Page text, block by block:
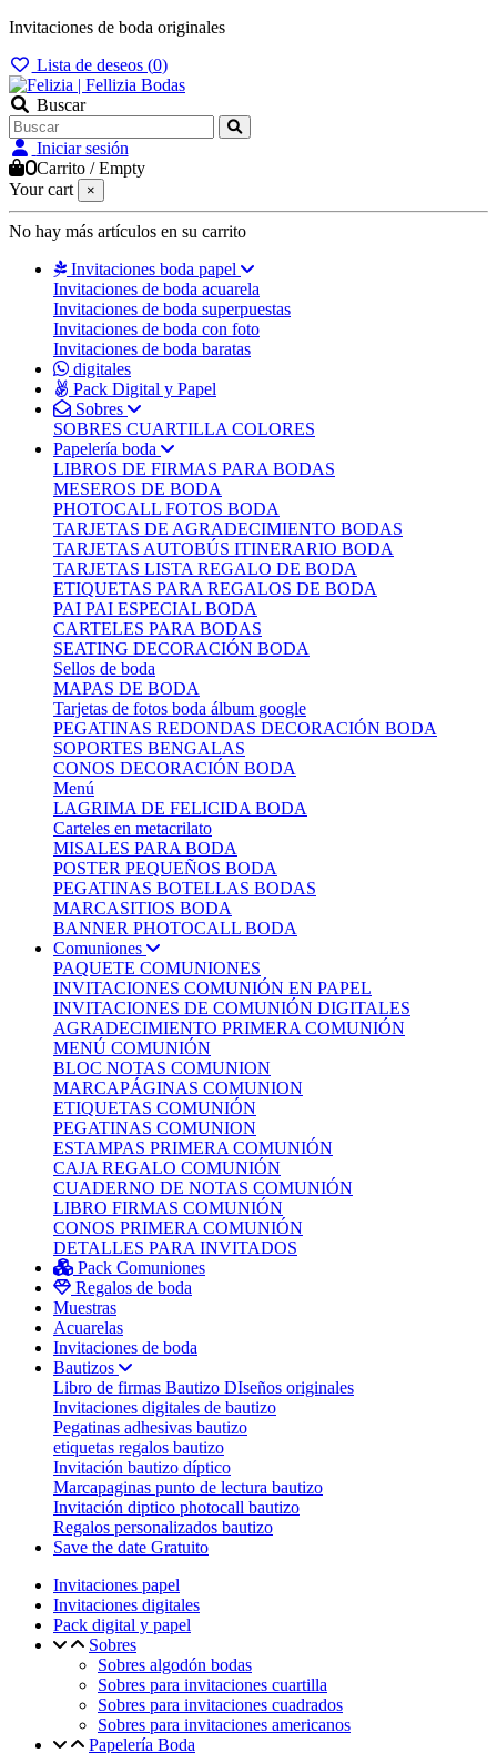
Invitaciones de boda originales
Lista de deseos (0)
Buscar
Iniciar sesión
0Carrito /Empty
Your cart
×
No hay más artículos en su carrito
Invitaciones boda papel
Invitaciones de boda acuarela
Invitaciones de boda superpuestas
Invitaciones de boda con foto
Invitaciones de boda baratas
digitales
Pack Digital y Papel
Sobres
SOBRES CUARTILLA COLORES
Papelería boda
LIBROS DE FIRMAS PARA BODAS
MESEROS DE BODA
PHOTOCALL FOTOS BODA
TARJETAS DE AGRADECIMIENTO BODAS
TARJETAS AUTOBÚS ITINERARIO BODA
TARJETAS LISTA REGALO DE BODA
ETIQUETAS PARA REGALOS DE BODA
PAI PAI ESPECIAL BODA
CARTELES PARA BODAS
SEATING DECORACIÓN BODA
Sellos de boda
MAPAS DE BODA
Tarjetas de fotos boda álbum google
PEGATINAS REDONDAS DECORACIÓN BODA
SOPORTES BENGALAS
CONOS DECORACIÓN BODA
Menú
LAGRIMA DE FELICIDA BODA
Carteles en metacrilato
MISALES PARA BODA
POSTER PEQUEÑOS BODA
PEGATINAS BOTELLAS BODAS
MARCASITIOS BODA
BANNER PHOTOCALL BODA
Comuniones
PAQUETE COMUNIONES
INVITACIONES COMUNIÓN EN PAPEL
INVITACIONES DE COMUNIÓN DIGITALES
AGRADECIMIENTO PRIMERA COMUNIÓN
MENÚ COMUNIÓN
BLOC NOTAS COMUNION
MARCAPÁGINAS COMUNION
ETIQUETAS COMUNIÓN
PEGATINAS COMUNION
ESTAMPAS PRIMERA COMUNIÓN
CAJA REGALO COMUNIÓN
CUADERNO DE NOTAS COMUNIÓN
LIBRO FIRMAS COMUNIÓN
CONOS PRIMERA COMUNIÓN
DETALLES PARA INVITADOS
Pack Comuniones
Regalos de boda
Muestras
Acuarelas
Invitaciones de boda
Bautizos
Libro de firmas Bautizo DIseños originales
Invitaciones digitales de bautizo
Pegatinas adhesivas bautizo
etiquetas regalos bautizo
Invitación bautizo díptico
Marcapaginas punto de lectura bautizo
Invitación diptico photocall bautizo
Regalos personalizados bautizo
Save the date Gratuito
Invitaciones papel
Invitaciones digitales
Pack digital y papel
Sobres
Sobres algodón bodas
Sobres para invitaciones cuartilla
Sobres para invitaciones cuadrados
Sobres para invitaciones americanos
Papelería Boda